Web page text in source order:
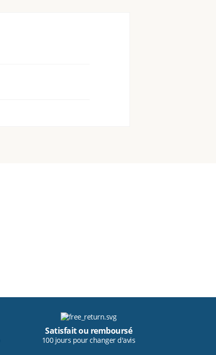
Satisfait ou remboursé
100 jours pour changer d'avis